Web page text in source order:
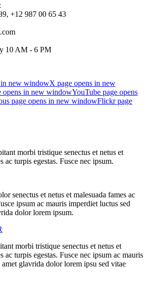
+12 987 00 65 43
10 AM - 6 PM
in new windowX page opens in new
opens in new windowYouTube page opens
page opens in new windowFlickr page
morbi tristique senectus et netus et
ac turpis egestas. Fusce nec ipsum.
senectus et netus et malesuada fames ac
ipsum ac mauris imperdiet luctus sed
dolor lorem ipsum.
morbi tristique senectus et netus et
ac turpis egestas. Fusce nec ipsum ac mauris
glavrida dolor lorem ipsu sed vitae